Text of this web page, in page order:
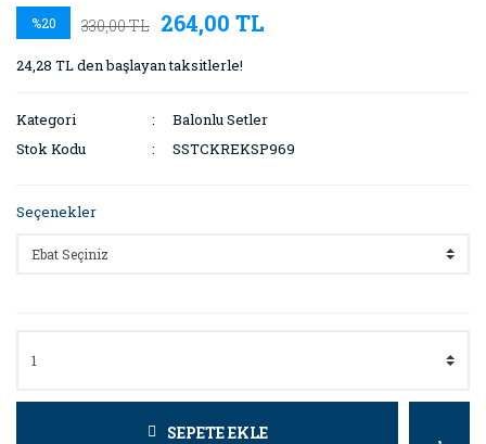
%20 330,00 TL 264,00 TL
24,28 TL den başlayan taksitlerle!
Kategori
Balonlu Setler
Stok Kodu
SSTCKREKSP969
Seçenekler
SEPETE EKLE